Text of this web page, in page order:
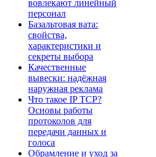
вовлекают линейный
персонал
Базальтовая вата:
свойства,
характеристики и
секреты выбора
Качественные
вывески: надёжная
наружная реклама
Что такое IP TCP?
Основы работы
протоколов для
передачи данных и
голоса
Обрамление и уход за